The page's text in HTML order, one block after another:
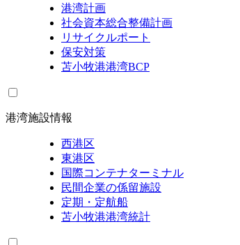
港湾計画
社会資本総合整備計画
リサイクルポート
保安対策
苫小牧港港湾BCP
港湾施設情報
西港区
東港区
国際コンテナターミナル
民間企業の係留施設
定期・定航船
苫小牧港港湾統計